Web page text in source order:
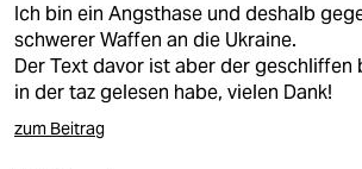
Ich bin ein Angsthase und deshalb
schwerer Waffen an die Ukraine.
Der Text davor ist aber der geschliffen
in der taz gelesen habe, vielen Dank!
zum Beitrag